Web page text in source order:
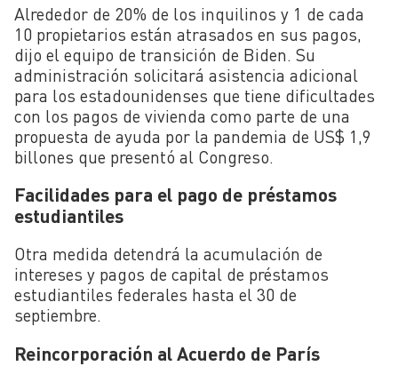
Alrededor de 20% de los inquilinos y 1 de cada
10 propietarios están atrasados en sus pagos,
dijo el equipo de transición de Biden. Su
administración solicitará asistencia adicional
para los estadounidenses que tiene dificultades
con los pagos de vivienda como parte de una
propuesta de ayuda por la pandemia de US$ 1,9
billones que presentó al Congreso.
Facilidades para el pago de préstamos
estudiantiles
Otra medida detendrá la acumulación de
intereses y pagos de capital de préstamos
estudiantiles federales hasta el 30 de
septiembre.
Reincorporación al Acuerdo de París